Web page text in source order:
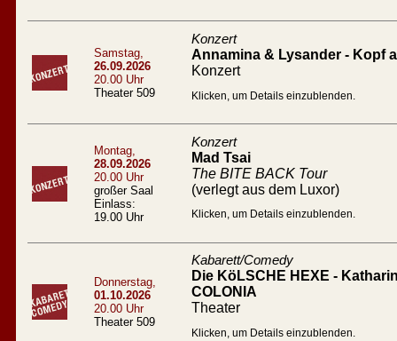
Samstag,
26.09.2026
20.00 Uhr
Theater 509
Konzert
Annamina & Lysander - Kopf
Konzert
Klicken, um Details einzublenden.
Montag,
28.09.2026
20.00 Uhr
großer Saal
Einlass:
19.00 Uhr
Konzert
Mad Tsai
The BITE BACK Tour
(verlegt aus dem Luxor)
Klicken, um Details einzublenden.
Donnerstag,
01.10.2026
20.00 Uhr
Theater 509
Kabarett/Comedy
Die KöLSCHE HEXE -
COLONIA
Theater
Klicken, um Details einzublenden.